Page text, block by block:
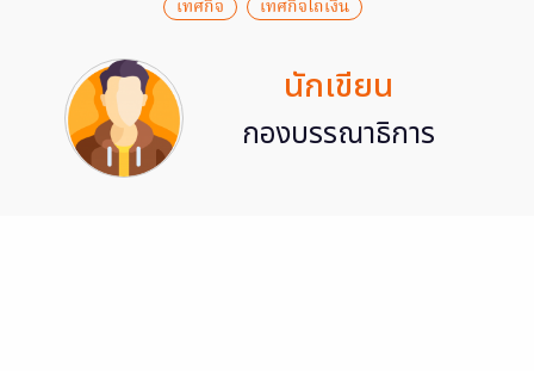
เทศกิจ เทศกิจไถเงิน
นักเขียน
กองบรรณาธิการ